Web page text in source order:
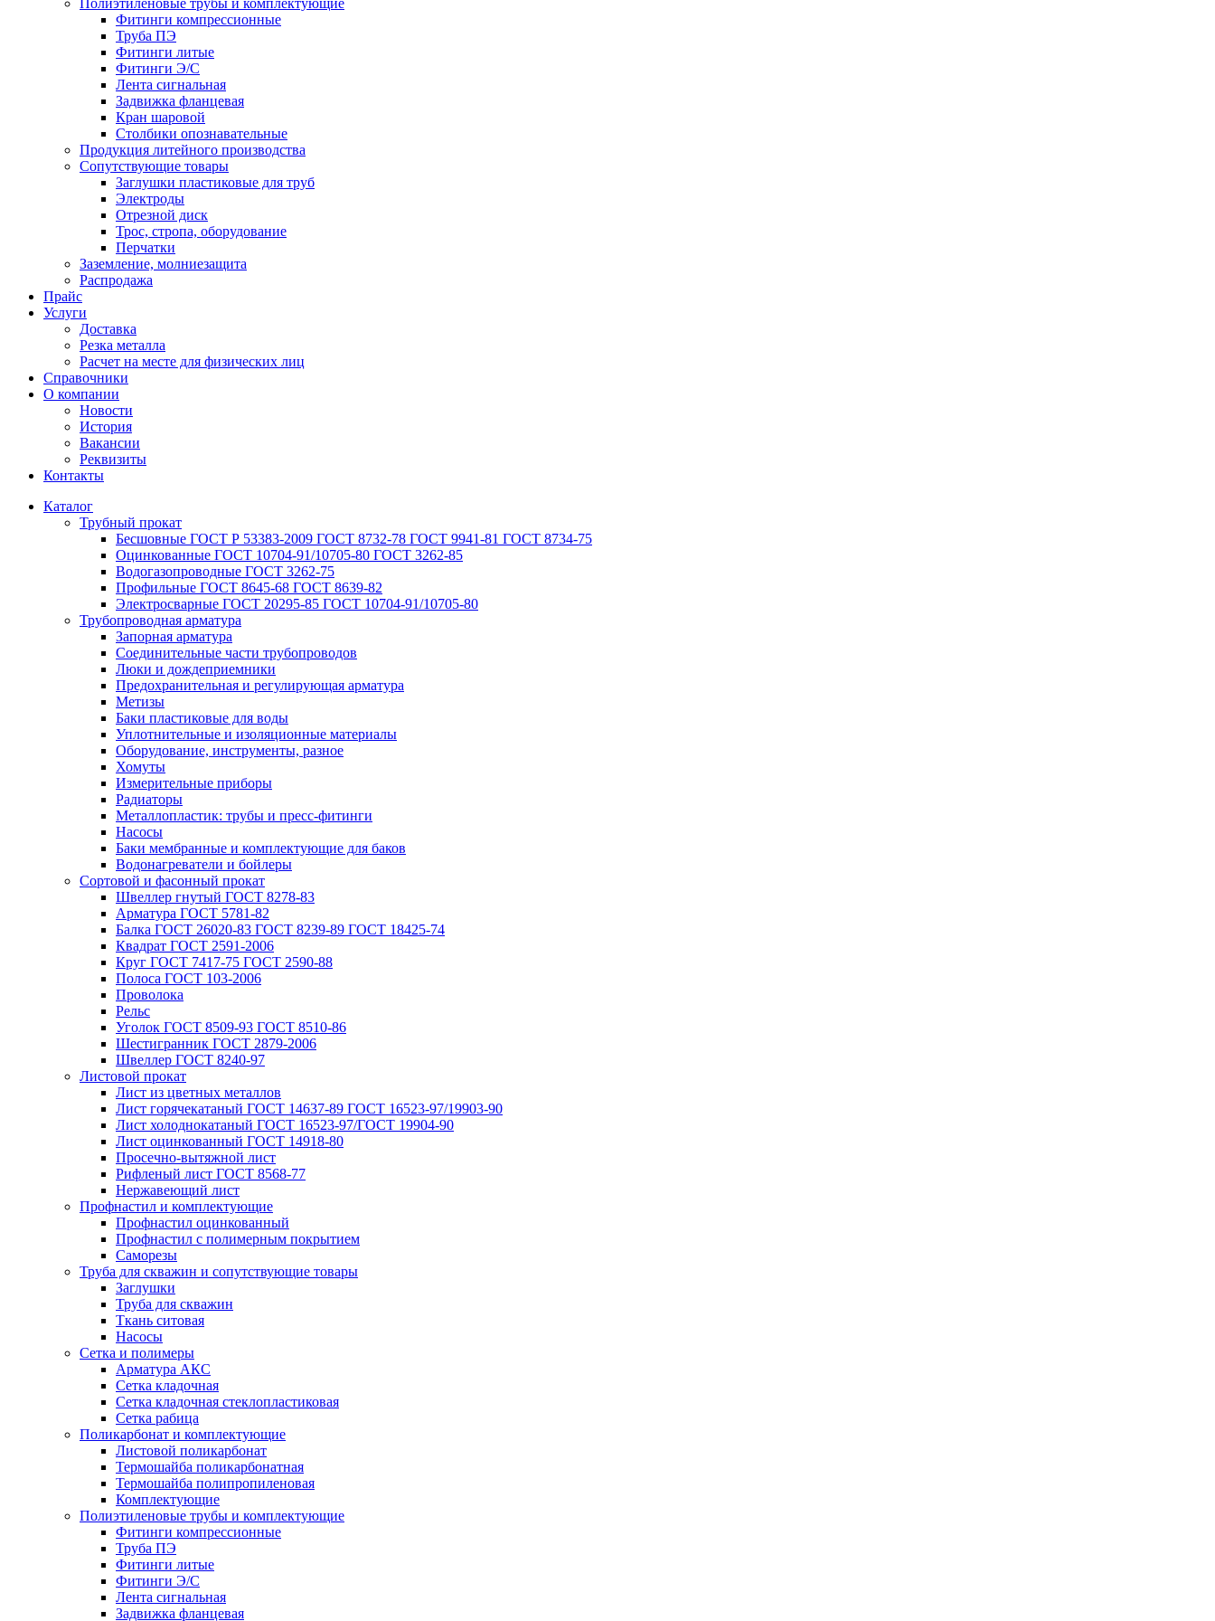
Полиэтиленовые трубы и комплектующие
Фитинги компрессионные
Труба ПЭ
Фитинги литые
Фитинги Э/С
Лента сигнальная
Задвижка фланцевая
Кран шаровой
Столбики опознавательные
Продукция литейного производства
Сопутствующие товары
Заглушки пластиковые для труб
Электроды
Отрезной диск
Трос, стропа, оборудование
Перчатки
Заземление, молниезащита
Распродажа
Прайс
Услуги
Доставка
Резка металла
Расчет на месте для физических лиц
Справочники
О компании
Новости
История
Вакансии
Реквизиты
Контакты
Каталог
Трубный прокат
Беcшовные ГОСТ Р 53383-2009 ГОСТ 8732-78 ГОСТ 9941-81 ГОСТ 8734-75
Оцинкованные ГОСТ 10704-91/10705-80 ГОСТ 3262-85
Водогазопроводные ГОСТ 3262-75
Профильные ГОСТ 8645-68 ГОСТ 8639-82
Электросварные ГОСТ 20295-85 ГОСТ 10704-91/10705-80
Трубопроводная арматура
Запорная арматура
Соединительные части трубопроводов
Люки и дождеприемники
Предохранительная и регулирующая арматура
Метизы
Баки пластиковые для воды
Уплотнительные и изоляционные материалы
Оборудование, инструменты, разное
Хомуты
Измерительные приборы
Радиаторы
Металлопластик: трубы и пресс-фитинги
Насосы
Баки мембранные и комплектующие для баков
Водонагреватели и бойлеры
Сортовой и фасонный прокат
Швеллер гнутый ГОСТ 8278-83
Арматура ГОСТ 5781-82
Балка ГОСТ 26020-83 ГОСТ 8239-89 ГОСТ 18425-74
Квадрат ГОСТ 2591-2006
Круг ГОСТ 7417-75 ГОСТ 2590-88
Полоса ГОСТ 103-2006
Проволока
Рельс
Уголок ГОСТ 8509-93 ГОСТ 8510-86
Шестигранник ГОСТ 2879-2006
Швеллер ГОСТ 8240-97
Листовой прокат
Лист из цветных металлов
Лист горячекатаный ГОСТ 14637-89 ГОСТ 16523-97/19903-90
Лист холоднокатаный ГОСТ 16523-97/ГОСТ 19904-90
Лист оцинкованный ГОСТ 14918-80
Просечно-вытяжной лист
Рифленый лист ГОСТ 8568-77
Нержавеющий лист
Профнастил и комплектующие
Профнастил оцинкованный
Профнастил с полимерным покрытием
Саморезы
Труба для скважин и сопутствующие товары
Заглушки
Труба для скважин
Ткань ситовая
Насосы
Сетка и полимеры
Арматура АКС
Сетка кладочная
Сетка кладочная стеклопластиковая
Сетка рабица
Поликарбонат и комплектующие
Листовой поликарбонат
Термошайба поликарбонатная
Термошайба полипропиленовая
Комплектующие
Полиэтиленовые трубы и комплектующие
Фитинги компрессионные
Труба ПЭ
Фитинги литые
Фитинги Э/С
Лента сигнальная
Задвижка фланцевая